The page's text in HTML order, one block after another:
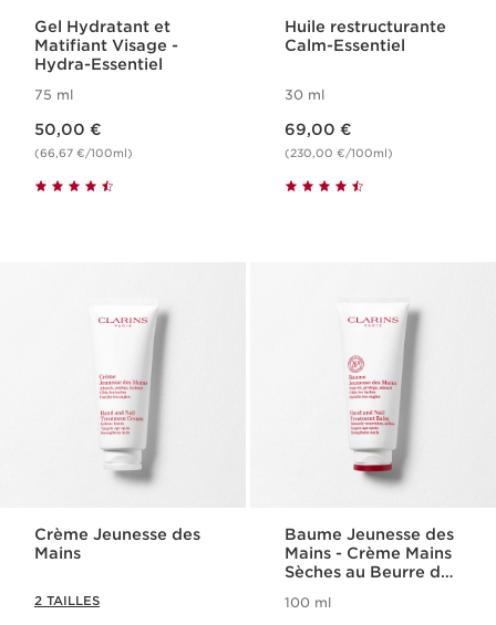
Gel Hydratant et
Matifiant Visage -
Hydra-Essentiel
75 ml
50,00 €
(66,67 €/100ml)
Huile restructurante
Calm-Essentiel
30 ml
69,00 €
(230,00 €/100ml)
Crème Jeunesse des
Mains
2 TAILLES
Baume Jeunesse des
Mains - Crème Mains
Sèches au Beurre de
100 ml